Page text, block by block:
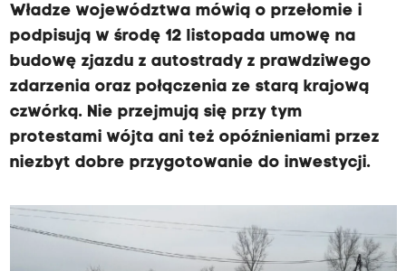
Władze województwa mówią o przełomie i
podpisują w środę 12 listopada umowę na
budowę zjazdu z autostrady z prawdziwego
zdarzenia oraz połączenia ze starą krajową
czwórką. Nie przejmują się przy tym
protestami wójta ani też opóźnieniami przez
niezbyt dobre przygotowanie do inwestycji.